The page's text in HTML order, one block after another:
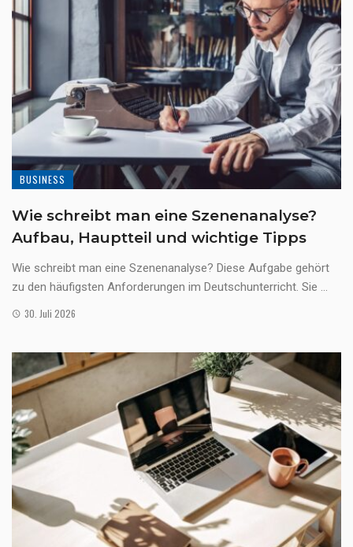
BUSINESS
Wie schreibt man eine Szenenanalyse?
Aufbau, Hauptteil und wichtige Tipps
Wie schreibt man eine Szenenanalyse? Diese Aufgabe gehört
zu den häufigsten Anforderungen im Deutschunterricht. Sie ...
30. Juli 2026